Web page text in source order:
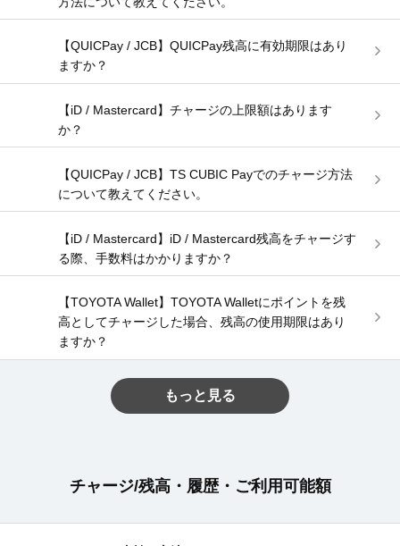
【QUICPay / JCB】QUICPay残高に有効期限はあり
ますか？
【iD / Mastercard】チャージの上限額はあります
か？
【QUICPay / JCB】TS CUBIC Payでのチャージ方法
について教えてください。
【iD / Mastercard】iD / Mastercard残高をチャージす
る際、手数料はかかりますか？
【TOYOTA Wallet】TOYOTA Walletにポイントを残
高としてチャージした場合、残高の使用期限はあり
ますか？
もっと見る
チャージ/残高・履歴・ご利用可能額